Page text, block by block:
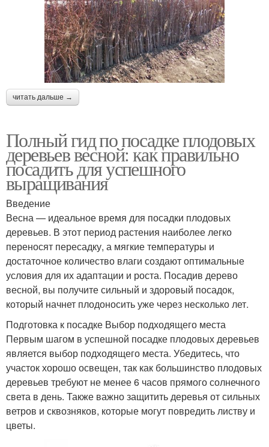
читать дальше →
Полный гид по посадке плодовых
деревьев весной: как правильно
посадить для успешного
выращивания
Введение
Весна — идеальное время для посадки плодовых
деревьев. В этот период растения наиболее легко
переносят пересадку, а мягкие температуры и
достаточное количество влаги создают оптимальные
условия для их адаптации и роста. Посадив дерево
весной, вы получите сильный и здоровый посадок,
который начнет плодоносить уже через несколько лет.
Подготовка к посадке Выбор подходящего места
Первым шагом в успешной посадке плодовых деревьев
является выбор подходящего места. Убедитесь, что
участок хорошо освещен, так как большинство плодовых
деревьев требуют не менее 6 часов прямого солнечного
света в день. Также важно защитить деревья от сильных
ветров и сквозняков, которые могут повредить листву и
цветы.